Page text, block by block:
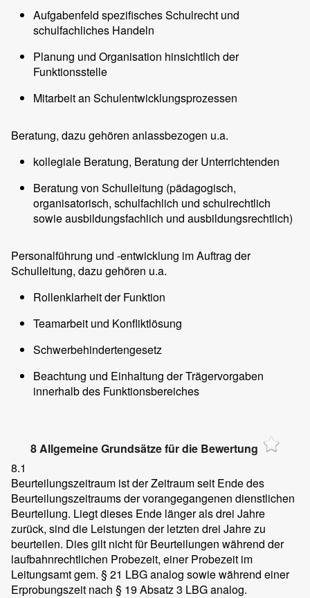
Aufgabenfeld spezifisches Schulrecht und
schulfachliches Handeln
Planung und Organisation hinsichtlich der
Funktionsstelle
Mitarbeit an Schulentwicklungsprozessen
Beratung, dazu gehören anlassbezogen u.a.
kollegiale Beratung, Beratung der Unterrichtenden
Beratung von Schulleitung (pädagogisch,
organisatorisch, schulfachlich und schulrechtlich
sowie ausbildungsfachlich und ausbildungsrechtlich)
Personalführung und -entwicklung im Auftrag der
Schulleitung, dazu gehören u.a.
Rollenklarheit der Funktion
Teamarbeit und Konfliktlösung
Schwerbehindertengesetz
Beachtung und Einhaltung der Trägervorgaben
innerhalb des Funktionsbereiches
8 Allgemeine Grundsätze für die Bewertung
8.1
Beurteilungszeitraum ist der Zeitraum seit Ende des
Beurteilungszeitraums der vorangegangenen dienstlichen
Beurteilung. Liegt dieses Ende länger als drei Jahre
zurück, sind die Leistungen der letzten drei Jahre zu
beurteilen. Dies gilt nicht für Beurteilungen während der
laufbahnrechtlichen Probezeit, einer Probezeit im
Leitungsamt gem. § 21 LBG analog sowie während einer
Erprobungszeit nach § 19 Absatz 3 LBG analog.